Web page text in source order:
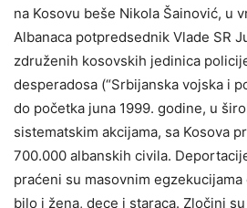
na Kosovu beše Nikola Šainović, u
Albanaca potpredsednik Vlade SR
združenih kosovskih jedinica
desperadosa (“Srbijanska vojska i
do početka juna 1999. godine, u
sistematskim akcijama, sa Kosova
700.000 albanskih civila.
praćeni su masovnim
bilo i žena, dece i staraca. Zločini